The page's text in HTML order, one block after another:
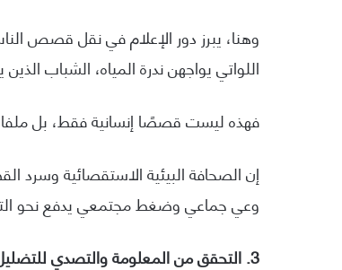
وهنا، يبرز دور الإعلام في نقل قصص
اللواتي يواجهن ندرة المياه، الشباب
فهذه ليست قصصًا إنسانية فقط، بل
إن الصحافة البيئية الاستقصائية وسرد
وعي جماعي وضغط مجتمعي يدفع نحو
3. التحقق من المعلومة والتصدي للتضليل المناخي